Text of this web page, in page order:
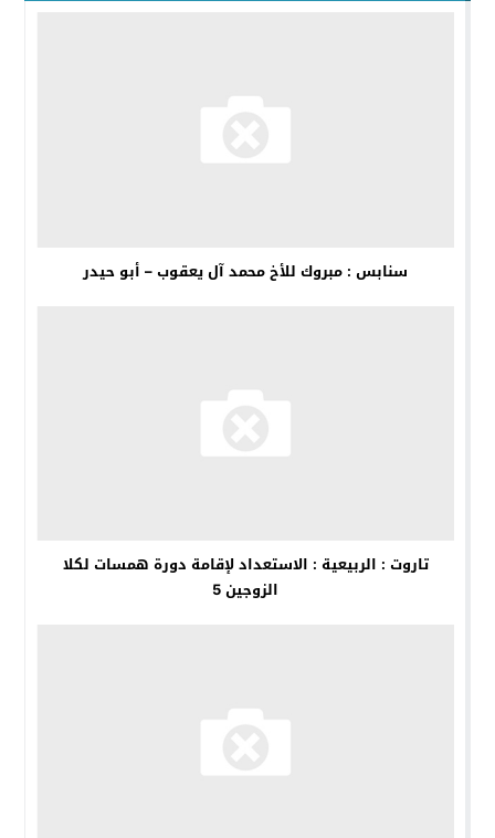
سنابس : مبروك للأخ محمد آل يعقوب – أبو حيدر
تاروت : الربيعية : الاستعداد لإقامة دورة همسات لكلا
الزوجين 5